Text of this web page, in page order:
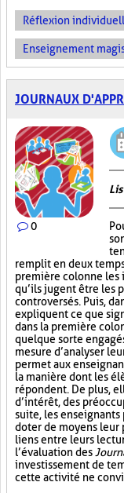
Réflexion
Enseignement
JOURNAUX
0
remplit en deux
première colonne les
qu’ils jugent être les
controversés. Puis,
expliquent ce que
dans la première
quelque sorte
mesure d’analyser
permet aux
la manière dont les
répondent. De plus,
d’intérêt, des
suite, les
doter de moyens leur
liens entre leurs
l’évaluation des
investissement de
cette activité ne